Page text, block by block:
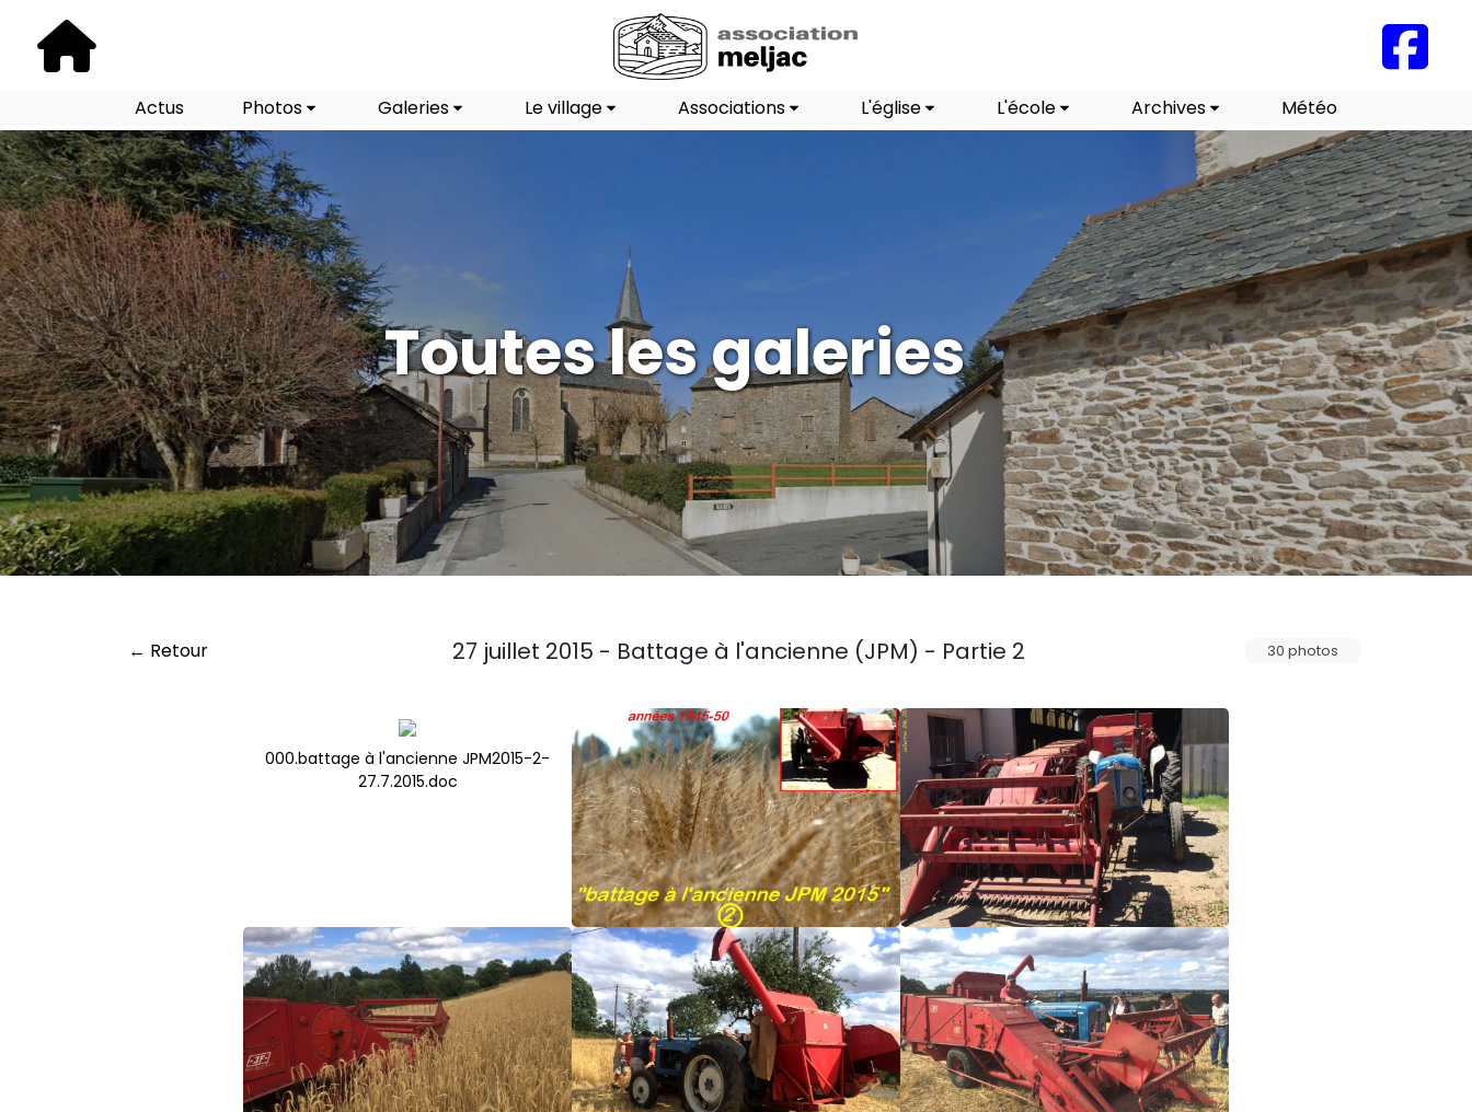
Actus Photos Galeries Le village Associations L'église L'école Archives Météo
Toutes les galeries
← Retour 27 juillet 2015 - Battage à l'ancienne (JPM) - Partie 2 30 photos
000.battage à l'ancienne JPM2015-2-
27.7.2015.doc